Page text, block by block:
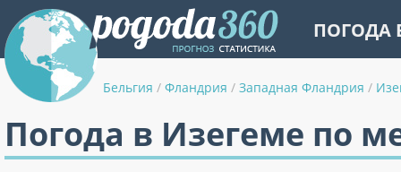
ПОГОДА
Бельгия / Фландрия / Западная Фландрия /
Погода в Изегеме по